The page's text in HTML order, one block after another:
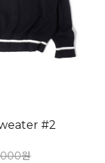
#2
원